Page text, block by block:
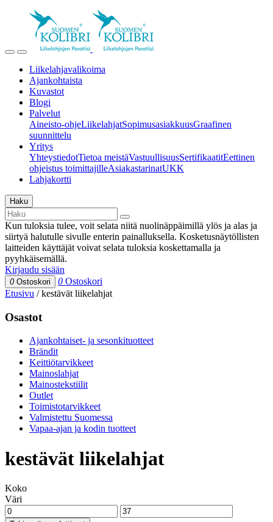
Liikelahjavalikoima
Ajankohtaista
Kuvastot
Blogi
Palvelut
Aineisto-ohjeLiikelahjatSopimusasiakkuusGraafinen
suunnittelu
Yritys
YhteystiedotTietoa meistäVastuullisuusSertifikaatitEettinen
ohjeistus toimittajilleAsiakastarinatUKK
Lahjakortti
Haku
Kun tuloksia tulee, voit selata niitä nuolinäppäimillä ylös ja alas ja
siirtyä halutulle sivulle enterin painalluksella. Kosketusnäytöllisten
laitteiden käyttäjät voivat selata tuloksia koskettamalla ja
pyyhkäisemällä.
Kirjaudu sisään
0 Ostoskori 0 Ostoskori
Etusivu /kestävät liikelahjat
Osastot
Ajankohtaiset- ja sesonkituotteet
Brändit
Keittiötarvikkeet
Mainoslahjat
Mainostekstiilit
Outlet
Toimistotarvikkeet
Valmistettu Suomessa
Vapaa-ajan ja kodin tuotteet
kestävät liikelahjat
Koko
Väri